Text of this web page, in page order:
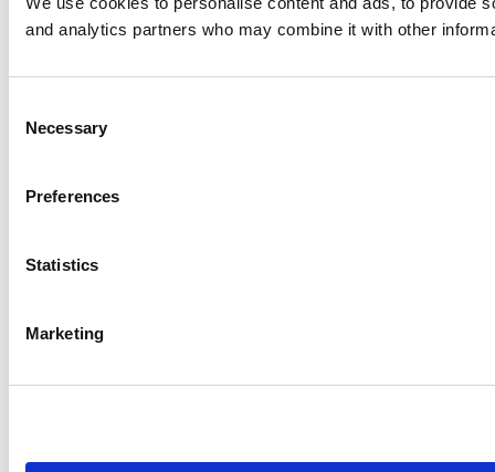
and analytics partners who may combine it with other
Selection
Necessary
Preferences
Statistics
Marketing